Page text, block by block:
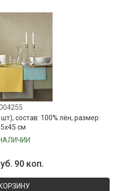
состав: 100% лён, размер:
см
90 коп.